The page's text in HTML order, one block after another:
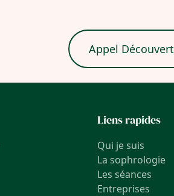
Appel
Liens rapides
Qui je suis
La sophrologie
Les séances
Entreprises